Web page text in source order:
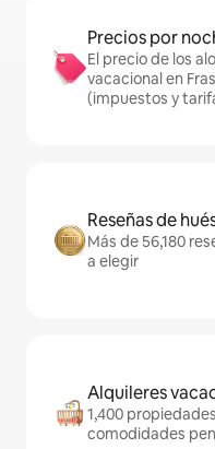
Precios por
El precio de los
vacacional en
(impuestos y
Reseñas de
Más de 56,180
a elegir
Alquileres
1,400
comodidades